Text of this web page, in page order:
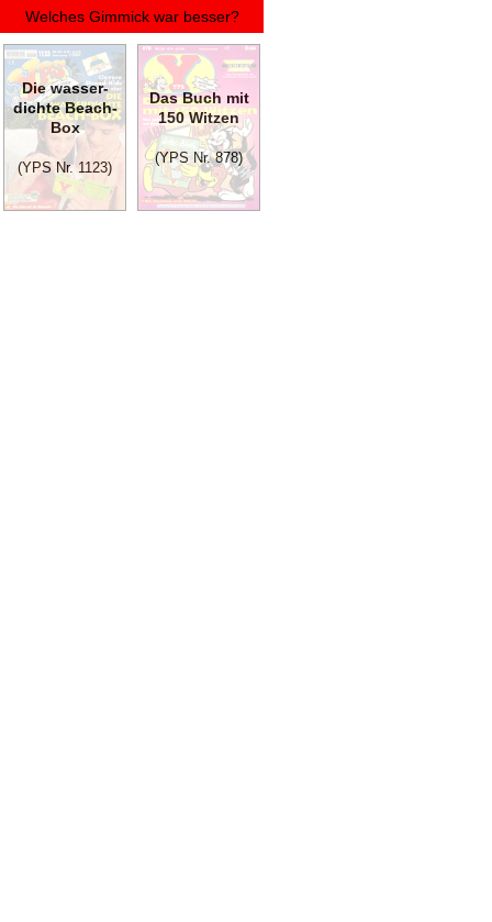
Welches Gimmick war besser?
Die wasser­
dichte Beach-
Box
(YPS Nr. 1123)
Das Buch mit
150 Witzen
(YPS Nr. 878)